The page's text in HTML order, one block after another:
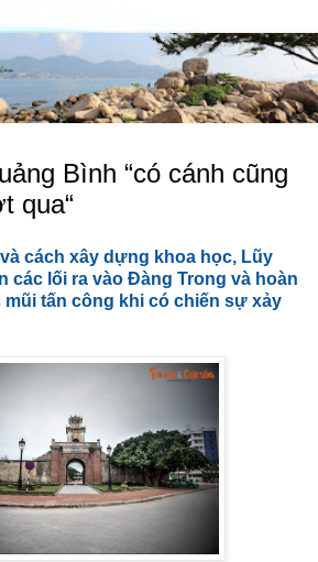
Bình “có cánh cũng
qua“
cách xây dựng khoa học, Lũy
các lối ra vào Đàng Trong và hoàn
tấn công khi có chiến sự xảy